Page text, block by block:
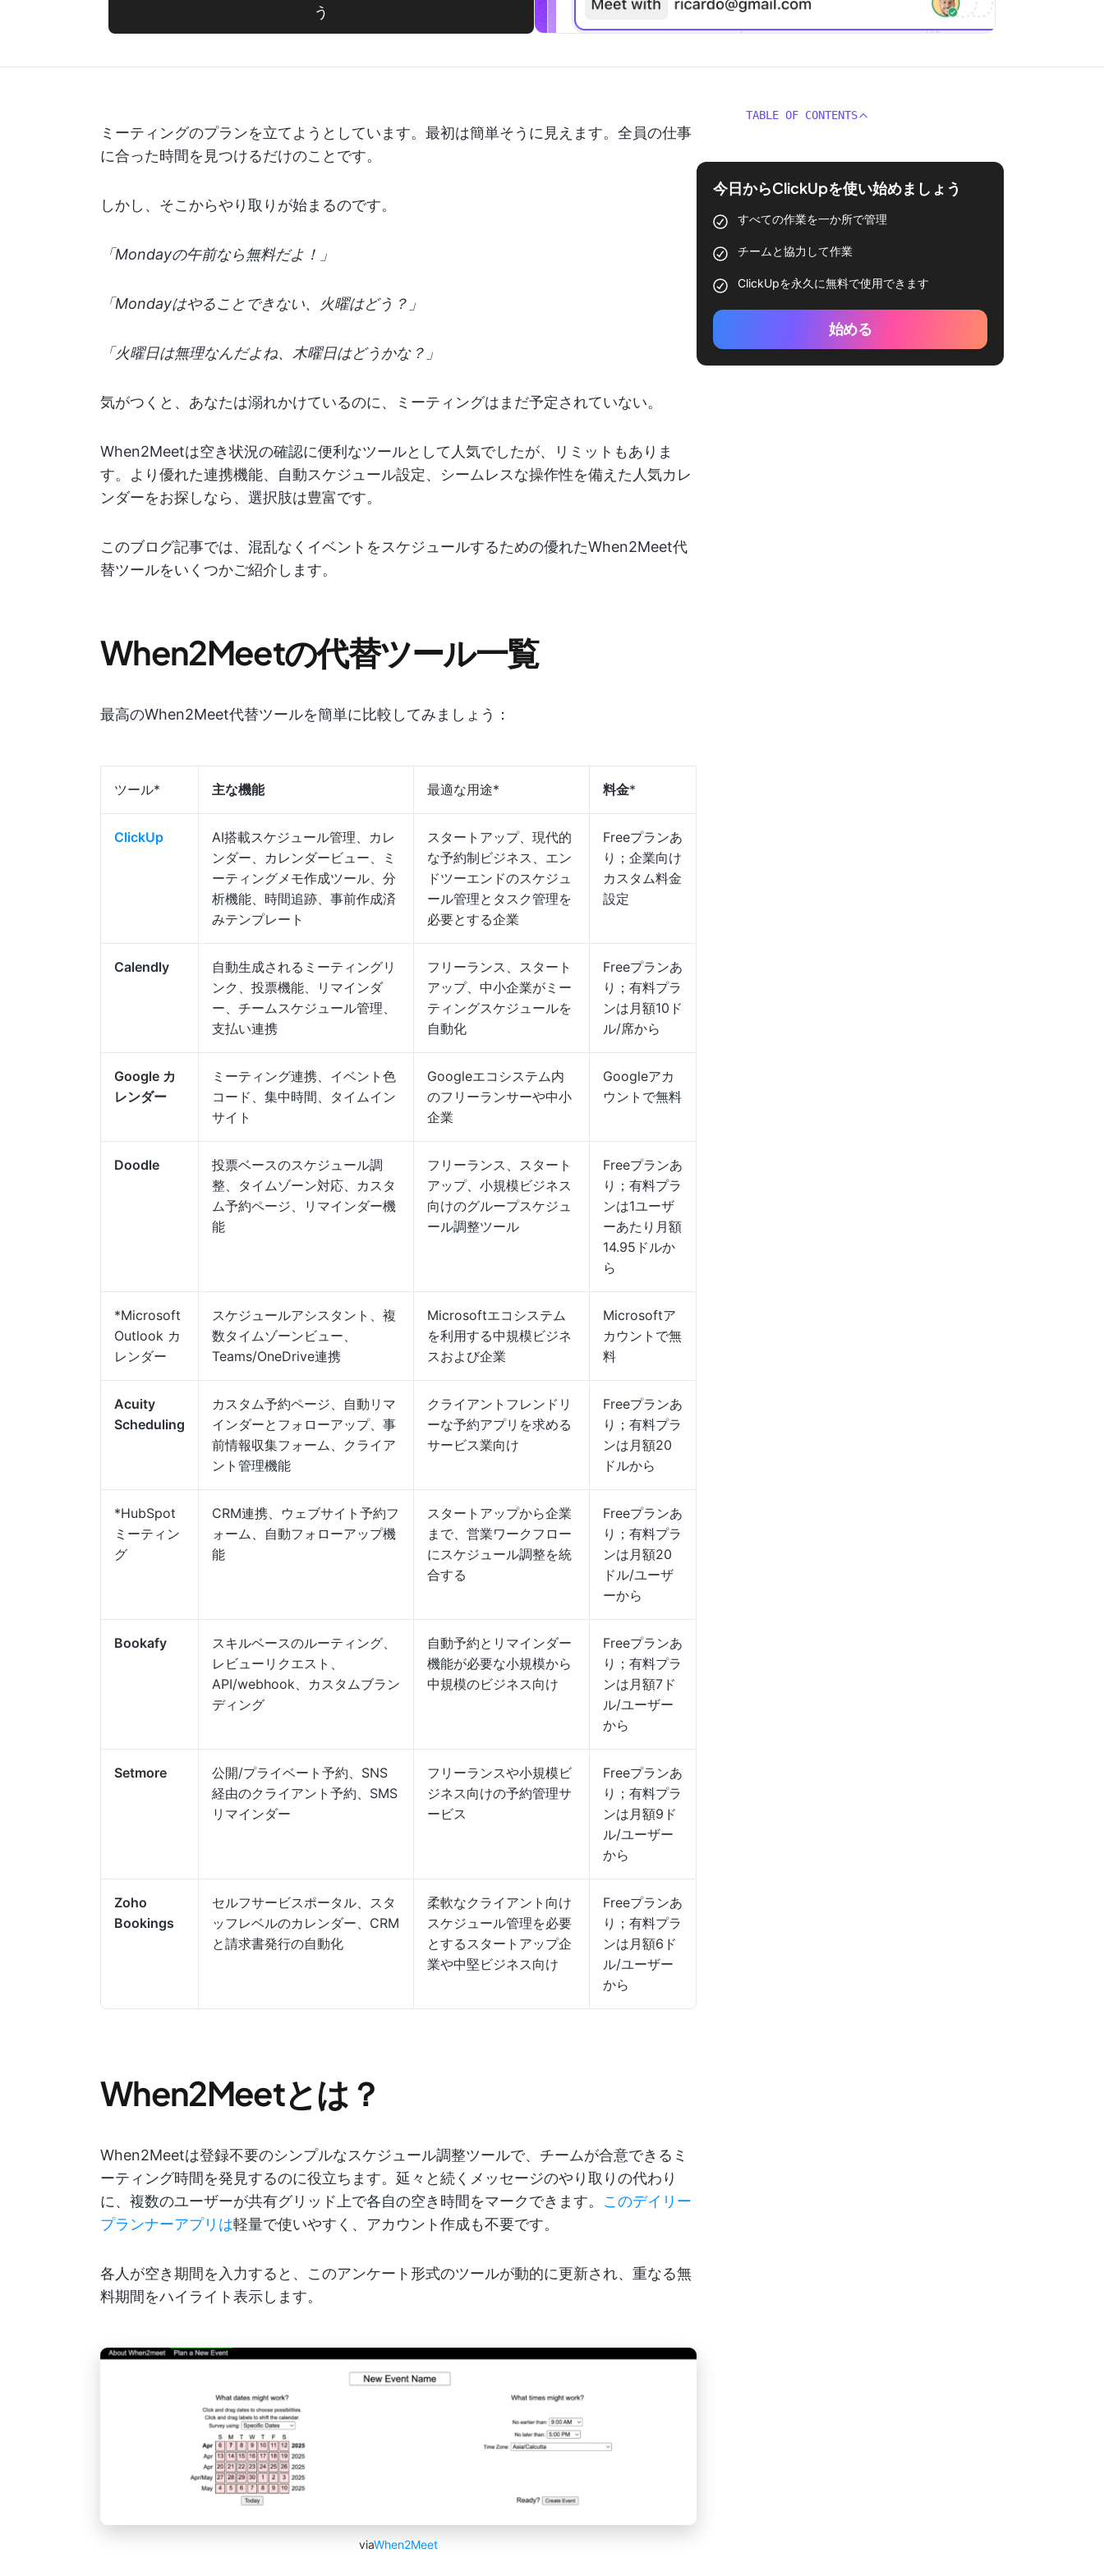
う
ミーティングのプランを立てようとしています。最初は簡単そうに見えます。全員の仕事
に合った時間を見つけるだけのことです。
しかし、そこからやり取りが始まるのです。
「Mondayの午前なら無料だよ！」
「Mondayはやることできない、火曜はどう？」
「火曜日は無理なんだよね、木曜日はどうかな？」
気がつくと、あなたは溺れかけているのに、ミーティングはまだ予定されていない。
When2Meetは空き状況の確認に便利なツールとして人気でしたが、リミットもありま
す。より優れた連携機能、自動スケジュール設定、シームレスな操作性を備えた人気カレ
ンダーをお探しなら、選択肢は豊富です。
このブログ記事では、混乱なくイベントをスケジュールするための優れたWhen2Meet代
替ツールをいくつかご紹介します。
When2Meetの代替ツール一覧
最高のWhen2Meet代替ツールを簡単に比較してみましょう：
ツール* 主な機能 最適な用途* 料金*
ClickUp
AI搭載スケジュール管理、カレ
ンダー、カレンダービュー、ミ
ーティングメモ作成ツール、分
析機能、時間追跡、事前作成済
みテンプレート
スタートアップ、現代的
な予約制ビジネス、エン
ドツーエンドのスケジュ
ール管理とタスク管理を
必要とする企業
Freeプランあ
り；企業向け
カスタム料金
設定
Calendly
自動生成されるミーティングリ
ンク、投票機能、リマインダ
ー、チームスケジュール管理、
支払い連携
フリーランス、スタート
アップ、中小企業がミー
ティングスケジュールを
自動化
Freeプランあ
り；有料プラ
ンは月額10ド
ル/席から
Google カ
レンダー
ミーティング連携、イベント色
コード、集中時間、タイムイン
サイト
Googleエコシステム内
のフリーランサーや中小
企業
Googleアカ
ウントで無料
Doodle
投票ベースのスケジュール調
整、タイムゾーン対応、カスタ
ム予約ページ、リマインダー機
能
フリーランス、スタート
アップ、小規模ビジネス
向けのグループスケジュ
ール調整ツール
Freeプランあ
り；有料プラ
ンは1ユーザ
ーあたり月額
14.95ドルか
ら
*Microsoft
Outlook カ
レンダー
スケジュールアシスタント、複
数タイムゾーンビュー、
Teams/OneDrive連携
Microsoftエコシステム
を利用する中規模ビジネ
スおよび企業
Microsoftア
カウントで無
料
Acuity
Scheduling
カスタム予約ページ、自動リマ
インダーとフォローアップ、事
前情報収集フォーム、クライア
ント管理機能
クライアントフレンドリ
ーな予約アプリを求める
サービス業向け
Freeプランあ
り；有料プラ
ンは月額20
ドルから
*HubSpot
ミーティン
グ
CRM連携、ウェブサイト予約フ
ォーム、自動フォローアップ機
能
スタートアップから企業
まで、営業ワークフロー
にスケジュール調整を統
合する
Freeプランあ
り；有料プラ
ンは月額20
ドル/ユーザ
ーから
Bookafy
スキルベースのルーティング、
レビューリクエスト、
API/webhook、カスタムブラン
ディング
自動予約とリマインダー
機能が必要な小規模から
中規模のビジネス向け
Freeプランあ
り；有料プラ
ンは月額7ド
ル/ユーザー
から
Setmore
公開/プライベート予約、SNS
経由のクライアント予約、SMS
リマインダー
フリーランスや小規模ビ
ジネス向けの予約管理サ
ービス
Freeプランあ
り；有料プラ
ンは月額9ド
ル/ユーザー
から
Zoho
Bookings
セルフサービスポータル、スタ
ッフレベルのカレンダー、CRM
と請求書発行の自動化
柔軟なクライアント向け
スケジュール管理を必要
とするスタートアップ企
業や中堅ビジネス向け
Freeプランあ
り；有料プラ
ンは月額6ド
ル/ユーザー
から
When2Meetとは？
When2Meetは登録不要のシンプルなスケジュール調整ツールで、チームが合意できるミ
ーティング時間を発見するのに役立ちます。延々と続くメッセージのやり取りの代わり
に、複数のユーザーが共有グリッド上で各自の空き時間をマークできます。 このデイリー
プランナーアプリは軽量で使いやすく、アカウント作成も不要です。
各人が空き期間を入力すると、このアンケート形式のツールが動的に更新され、重なる無
料期間をハイライト表示します。
viaWhen2Meet
TABLE OF CONTENTS
今日からClickUpを使い始めましょう
すべての作業を一か所で管理
チームと協力して作業
ClickUpを永久に無料で使用できます
始める